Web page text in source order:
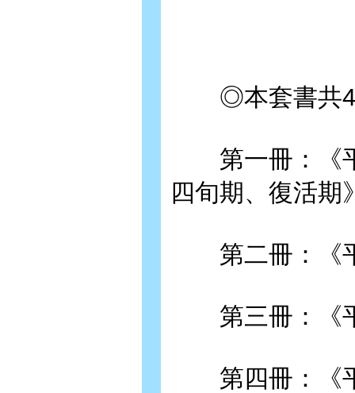
◎本套書共4
第一冊：《平
四旬期、復活期
第二冊：《平
第三冊：《平
第四冊：《平